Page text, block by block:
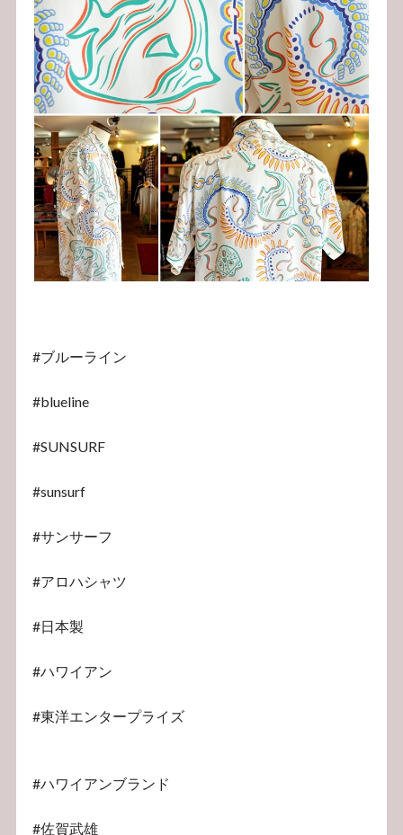
#ブルーライン
#blueline
#SUNSURF
#sunsurf
#サンサーフ
#アロハシャツ
#日本製
#ハワイアン
#東洋エンタープライズ
#ハワイアンブランド
#佐賀武雄